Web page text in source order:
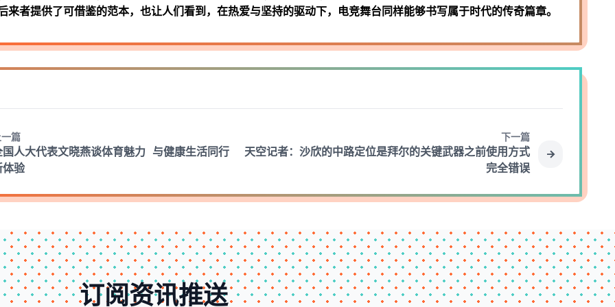
来者提供了可借鉴的范本，也让人们看到，在热爱与坚持的驱动下，电竞舞台同样能够书写属于时代的传奇篇章。
篇
国人大代表文晓燕谈体育魅力 与健康生活同行
体验
下一篇
天空记者：沙欣的中路定位是拜尔的关键武器之前使用方式
完全错误
订阅资讯推送